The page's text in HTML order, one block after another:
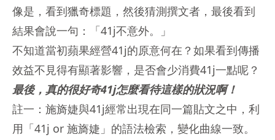
像是，看到獵奇標題，然後猜測撰文者，最後看到
結果會說一句：「41j不意外。」
不知道當初蘋果經營41j的原意何在？如果看到傳播
效益不見得有顯著影響，是否會少消費41j一點呢？
最後，真的很好奇41j怎麼看待這樣的狀況啊！
註一：施旖婕與41j經常出現在同一篇貼文之中，利
用「41j or 施旖婕」的語法檢索，變化曲線一致。